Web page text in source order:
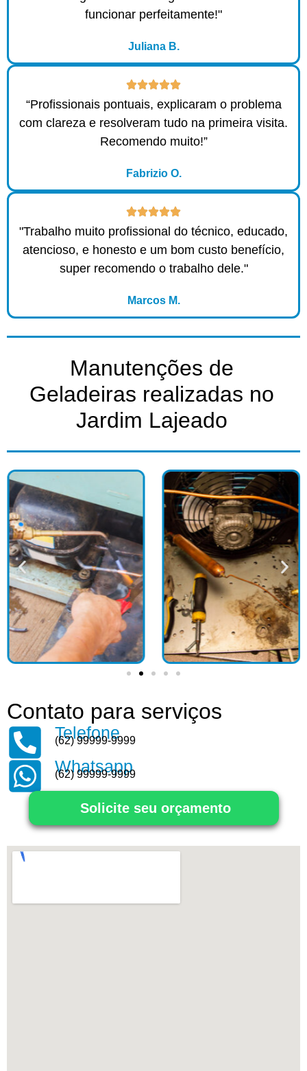
funcionar perfeitamente!"
Juliana B.
“Profissionais pontuais, explicaram o problema
com clareza e resolveram tudo na primeira visita.
Recomendo muito!”
Fabrizio O.
"Trabalho muito profissional do técnico, educado,
atencioso, e honesto e um bom custo benefício,
super recomendo o trabalho dele."
Marcos M.
Manutenções de
Geladeiras realizadas no
Jardim Lajeado​
Contato para serviços
Telefone
(62) 99999-9999
Whatsapp
(62) 99999-9999
Solicite seu orçamento